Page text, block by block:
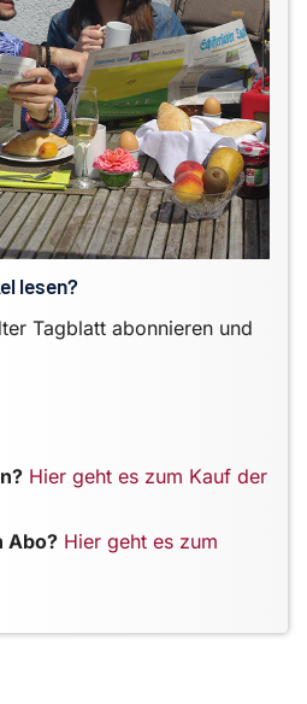
lesen?
Tagblatt abonnieren und
Hier geht es zum Kauf der
Abo? Hier geht es zum